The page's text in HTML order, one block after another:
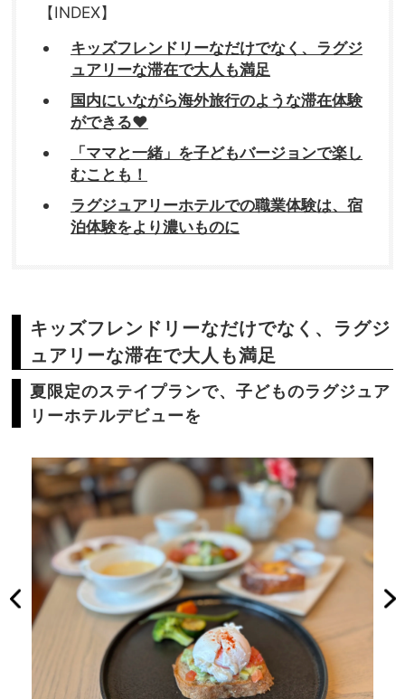
【INDEX】
キッズフレンドリーなだけでなく、ラグジ
ュアリーな滞在で大人も満足
国内にいながら海外旅行のような滞在体験
ができる❤
「ママと一緒」を子どもバージョンで楽し
むことも！
ラグジュアリーホテルでの職業体験は、宿
泊体験をより濃いものに
キッズフレンドリーなだけでなく、ラグジ
ュアリーな滞在で大人も満足
夏限定のステイプランで、子どものラグジュア
リーホテルデビューを